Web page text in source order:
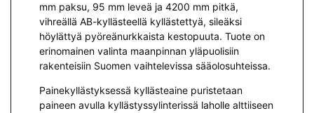
mm paksu, 95 mm leveä ja 4200 mm pitkä,
vihreällä AB-kyllästeellä kyllästettyä, sileäksi
höylättyä pyöreänurkkaista kestopuuta. Tuote on
erinomainen valinta maanpinnan yläpuolisiin
rakenteisiin Suomen vaihtelevissa sääolosuhteissa.
Painekyllästyksessä kyllästeaine puristetaan
paineen avulla kyllästyssylinterissä laholle alttiiseen